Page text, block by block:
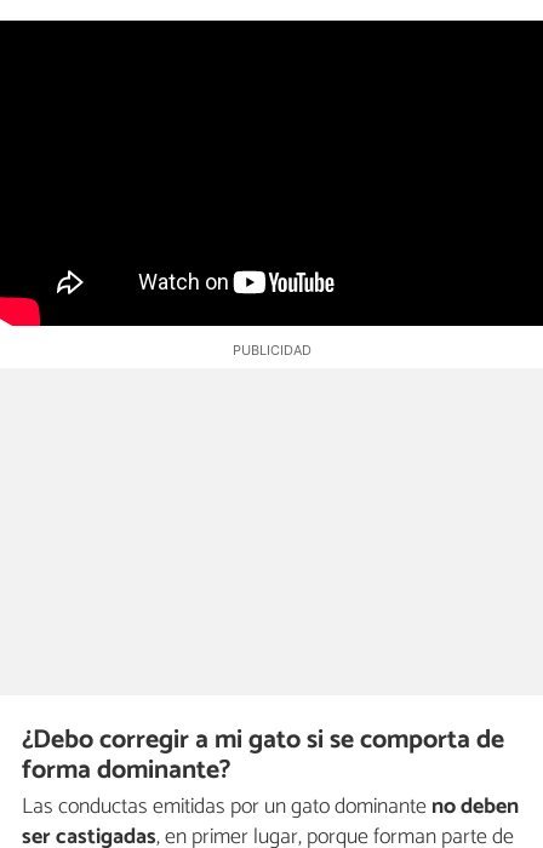
¿Debo corregir a mi gato si se comporta de
forma dominante?
Las conductas emitidas por un gato dominanteno deben
ser castigadas, en primer lugar, porque forman parte de